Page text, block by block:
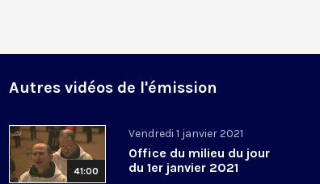
Autres vidéos de l'émission
41:00
Vendredi 1 janvier 2021
Office du milieu du jour
du 1er janvier 2021